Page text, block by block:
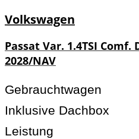
Volkswagen
Passat Var. 1.4TSI Comf.
2028/NAV
Gebrauchtwagen
Inklusive Dachbox
Leistung